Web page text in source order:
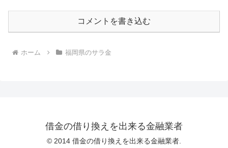
コメントを書き込む
ホーム 福岡県のサラ金
借金の借り換えを出来る金融業者
© 2014 借金の借り換えを出来る金融業者.